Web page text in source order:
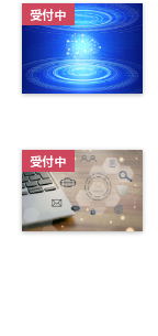
Q&A
メルマガ